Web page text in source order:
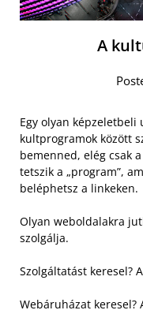
A
Egy olyan
kultprogramok között
bemenned, elég csak
tetszik a „program”,
beléphetsz a linkeken.
Olyan weboldalakra
szolgálja.
Szolgáltatást keresel?
Webáruházat keresel?